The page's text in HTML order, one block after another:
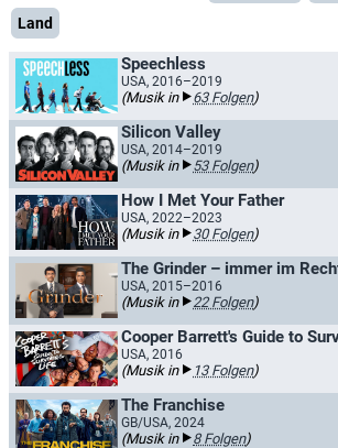
Land
Speechless
USA, 2016–2019
(Musik in 63 Folgen)
Silicon Valley
USA, 2014–2019
(Musik in 53 Folgen)
How I Met Your Father
USA, 2022–2023
(Musik in 30 Folgen)
The Grinder – immer im
USA, 2015–2016
(Musik in 22 Folgen)
Cooper Barrett's Guide to
USA, 2016
(Musik in 13 Folgen)
The Franchise
GB/USA, 2024
(Musik in 8 Folgen)